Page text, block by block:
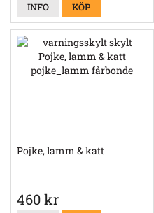
INFO KÖP
Pojke, lamm & katt
460 kr